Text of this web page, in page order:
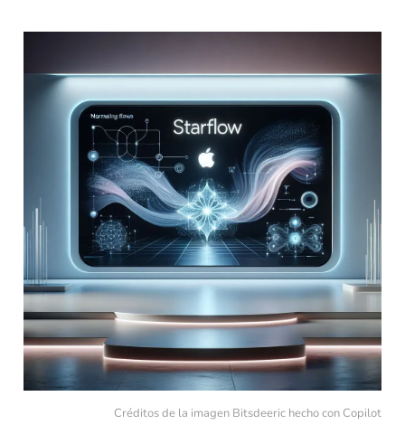
Créditos de la imagen Bitsdeeric hecho con Copilot